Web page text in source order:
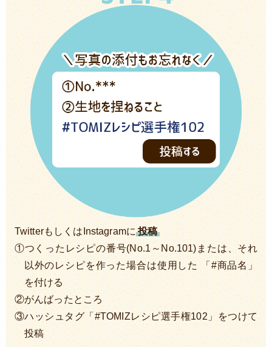
TwitterもしくはInstagramに投稿
①つくったレシピの番号(No.1～No.101)または、それ
以外のレシピを作った場合は使用した 「#商品名」
を付ける
②がんばったところ
③ハッシュタグ「#TOMIZレシピ選手権102」をつけて
投稿